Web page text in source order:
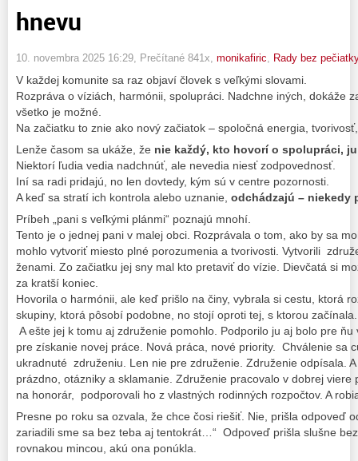
hnevu
10. novembra 2025 16:29 , Prečítané 841x, monikafiric Rady bez
V každej komunite sa raz objaví človek s veľkými slovami.
Rozpráva o víziách, harmónii, spolupráci. Nadchne iných, dokáže
všetko je možné.
Na začiatku to znie ako nový začiatok – spoločná energia,
Lenže časom sa ukáže, že nie každý, kto hovorí o spolupráci,
Niektorí ľudia vedia nadchnúť, ale nevedia niesť zodpovednosť.
Iní sa radi pridajú, no len dovtedy, kým sú v centre pozornosti.
A keď sa stratí ich kontrola alebo uznanie, odchádzajú – niekedy
Príbeh „pani s veľkými plánmi“ poznajú mnohí.
Tento je o jednej pani v malej obci. Rozprávala o tom, ako by sa
mohlo vytvoriť miesto plné porozumenia a tvorivosti. Vytvorili
ženami. Zo začiatku jej sny mal kto pretaviť do vízie. Dievčatá si
za kratší koniec.
Hovorila o harmónii, ale keď prišlo na činy, vybrala si cestu, ktorá
skupiny, ktorá pôsobí podobne, no stojí oproti tej, s ktorou začínala.
A ešte jej k tomu aj združenie pomohlo. Podporilo ju aj bolo pre
pre získanie novej práce. Nová práca, nové priority. Chválenie sa
ukradnuté združeniu. Len nie pre združenie. Združenie odpísala.
prázdno, otázniky a sklamanie. Združenie pracovalo v dobrej
na honorár, podporovali ho z vlastných rodinných rozpočtov. A
Presne po roku sa ozvala, že chce čosi riešiť. Nie, prišla odpoveď
zariadili sme sa bez teba aj tentokrát…“ Odpoveď prišla slušne
rovnakou mincou, akú ona ponúkla.